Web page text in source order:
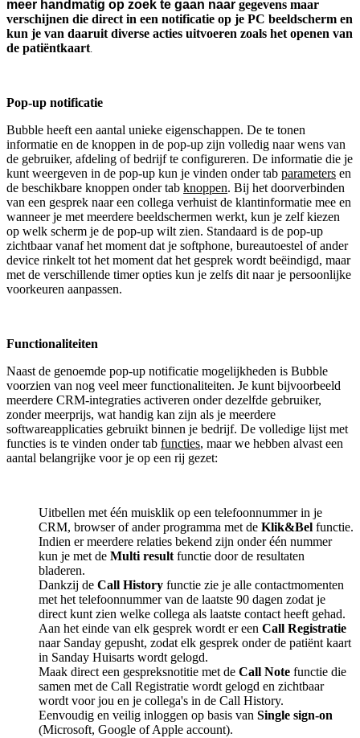
meer handmatig op zoek te gaan naar gegevens maar
verschijnen die direct in een notificatie op je PC beeldscherm en
kun je van daaruit diverse acties uitvoeren zoals het openen van
de patiëntkaart.
Pop-up notificatie
Bubble heeft een aantal unieke eigenschappen. De te tonen
informatie en de knoppen in de pop-up zijn volledig naar wens van
de gebruiker, afdeling of bedrijf te configureren. De informatie die je
kunt weergeven in de pop-up kun je vinden onder tab parameters en
de beschikbare knoppen onder tab knoppen. Bij het doorverbinden
van een gesprek naar een collega verhuist de klantinformatie mee en
wanneer je met meerdere beeldschermen werkt, kun je zelf kiezen
op welk scherm je de pop-up wilt zien. Standaard is de pop-up
zichtbaar vanaf het moment dat je softphone, bureautoestel of ander
device rinkelt tot het moment dat het gesprek wordt beëindigd, maar
met de verschillende timer opties kun je zelfs dit naar je persoonlijke
voorkeuren aanpassen.
Functionaliteiten
Naast de genoemde pop-up notificatie mogelijkheden is Bubble
voorzien van nog veel meer functionaliteiten. Je kunt bijvoorbeeld
meerdere CRM-integraties activeren onder dezelfde gebruiker,
zonder meerprijs, wat handig kan zijn als je meerdere
softwareapplicaties gebruikt binnen je bedrijf. De volledige lijst met
functies is te vinden onder tab functies, maar we hebben alvast een
aantal belangrijke voor je op een rij gezet:
Uitbellen met één muisklik op een telefoonnummer in je
CRM, browser of ander programma met de Klik&Bel functie.
Indien er meerdere relaties bekend zijn onder één nummer
kun je met de Multi result functie door de resultaten
bladeren.
Dankzij de Call History functie zie je alle contactmomenten
met het telefoonnummer van de laatste 90 dagen zodat je
direct kunt zien welke collega als laatste contact heeft gehad.
Aan het einde van elk gesprek wordt er een Call Registratie
naar Sanday gepusht, zodat elk gesprek onder de patiënt kaart
in Sanday Huisarts wordt gelogd.
Maak direct een gespreksnotitie met de Call Note functie die
samen met de Call Registratie wordt gelogd en zichtbaar
wordt voor jou en je collega's in de Call History.
Eenvoudig en veilig inloggen op basis van Single sign-on
(Microsoft, Google of Apple account).